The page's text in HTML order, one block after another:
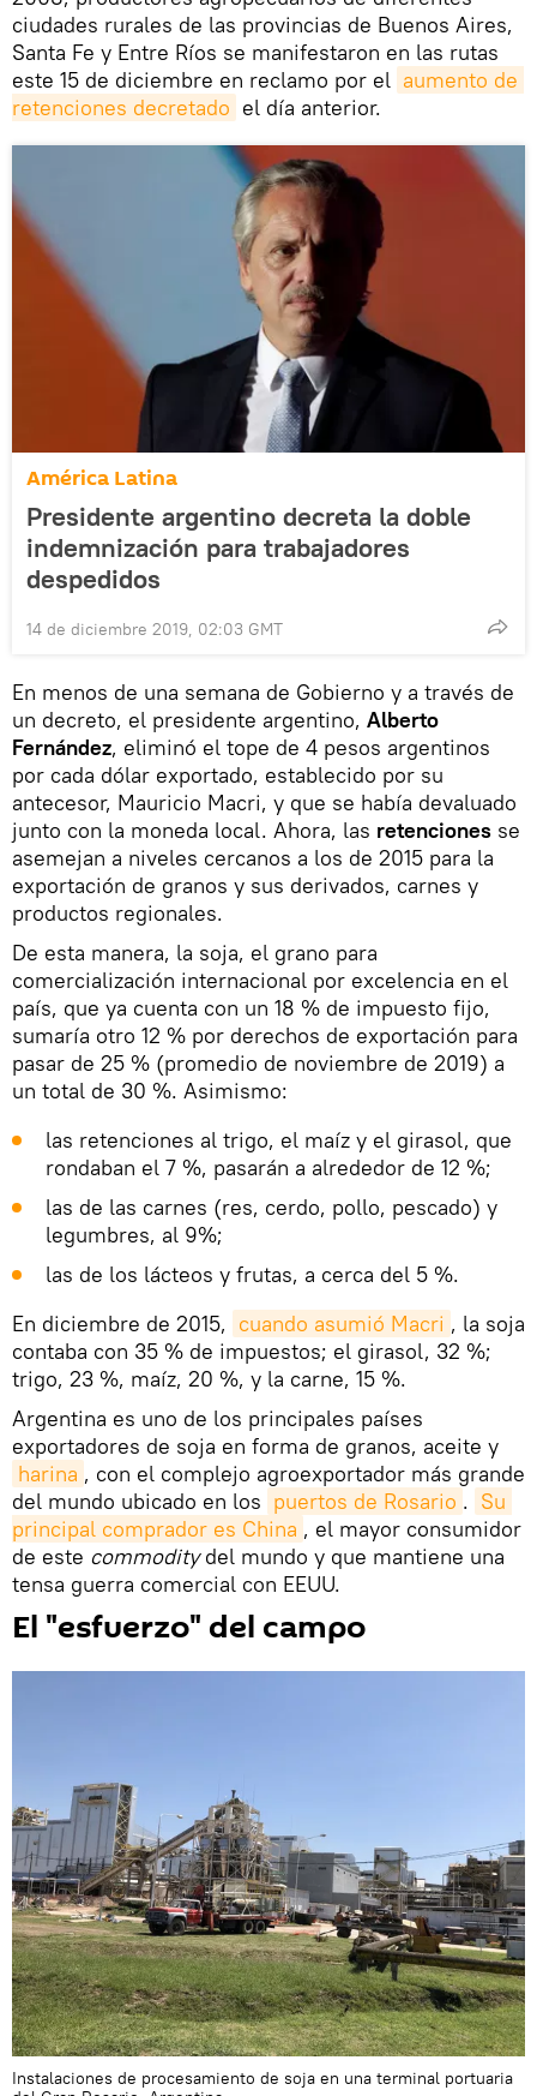
ciudades rurales de las provincias de Buenos Aires,
Santa Fe y Entre Ríos se manifestaron en las rutas
este 15 de diciembre en reclamo por el aumento de
retenciones decretado el día anterior.
América Latina
Presidente argentino decreta la doble
indemnización para trabajadores
despedidos
14 de diciembre 2019, 02:03 GMT
En menos de una semana de Gobierno y a través de
un decreto, el presidente argentino, Alberto
Fernández, eliminó el tope de 4 pesos argentinos
por cada dólar exportado, establecido por su
antecesor, Mauricio Macri, y que se había devaluado
junto con la moneda local. Ahora, las retenciones se
asemejan a niveles cercanos a los de 2015 para la
exportación de granos y sus derivados, carnes y
productos regionales.
De esta manera, la soja, el grano para
comercialización internacional por excelencia en el
país, que ya cuenta con un 18 % de impuesto fijo,
sumaría otro 12 % por derechos de exportación para
pasar de 25 % (promedio de noviembre de 2019) a
un total de 30 %. Asimismo:
las retenciones al trigo, el maíz y el girasol, que
rondaban el 7 %, pasarán a alrededor de 12 %;
las de las carnes (res, cerdo, pollo, pescado) y
legumbres, al 9%;
las de los lácteos y frutas, a cerca del 5 %.
En diciembre de 2015, cuando asumió Macri , la soja
contaba con 35 % de impuestos; el girasol, 32 %;
trigo, 23 %, maíz, 20 %, y la carne, 15 %.
Argentina es uno de los principales países
exportadores de soja en forma de granos, aceite y
harina , con el complejo agroexportador más grande
del mundo ubicado en los puertos de Rosario . Su
principal comprador es China , el mayor consumidor
de este commoditydel mundo y que mantiene una
tensa guerra comercial con EEUU.
El "esfuerzo" del campo
Instalaciones de procesamiento de soja en una terminal portuaria